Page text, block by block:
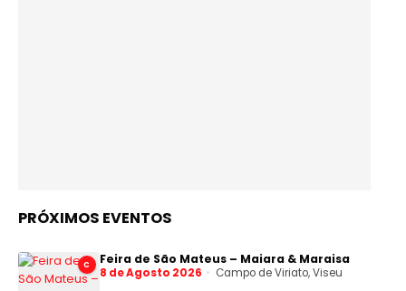
PRÓXIMOS EVENTOS
C Feira de São Mateus – Maiara & Maraisa
8 de Agosto 2026 Campo de Viriato, Viseu